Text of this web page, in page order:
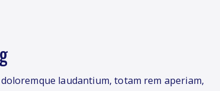
laudantium, totam rem aperiam,